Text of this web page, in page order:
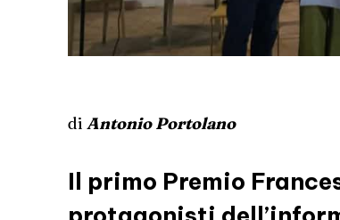
di Antonio Portolano
Il primo Premio